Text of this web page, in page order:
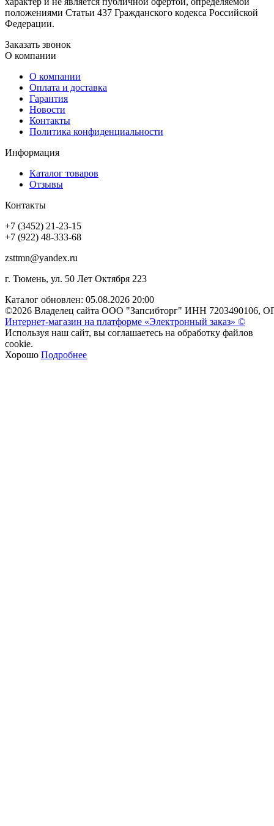
положениями Статьи 437 Гражданского кодекса Российской
Федерации.
Заказать звонок
О компании
О компании
Оплата и доставка
Гарантия
Новости
Контакты
Политика конфиденциальности
Информация
Каталог товаров
Отзывы
Контакты
+7 (3452) 21-23-15
+7 (922) 48-333-68
zsttmn@yandex.ru
г. Тюмень, ул. 50 Лет Октября 223
Каталог обновлен: 05.08.2026 20:00
©2026 Владелец сайта ООО "Запсибторг" ИНН 7203490106,
Интернет-магазин на платформе «Электронный заказ» ©
Используя наш сайт, вы соглашаетесь на обработку файлов
cookie.
Хорошо Подробнее